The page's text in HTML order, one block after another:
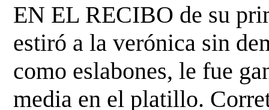
EN EL RECIBO de su
estiró a la verónica sin
como eslabones, le fue
media en el platillo.